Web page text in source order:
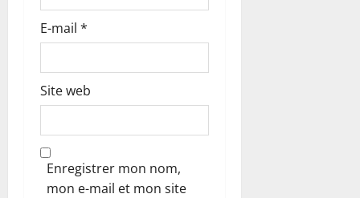
E-mail *
Site web
Enregistrer mon nom,
mon e-mail et mon site